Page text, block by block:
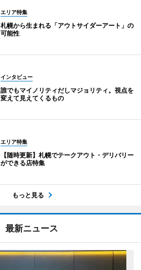
エリア特集
札幌から生まれる「アウトサイダーアート」の
可能性
インタビュー
誰でもマイノリティだしマジョリティ。視点を
変えて見えてくるもの
エリア特集
【随時更新】札幌でテークアウト・デリバリー
ができる店特集
もっと見る
最新ニュース